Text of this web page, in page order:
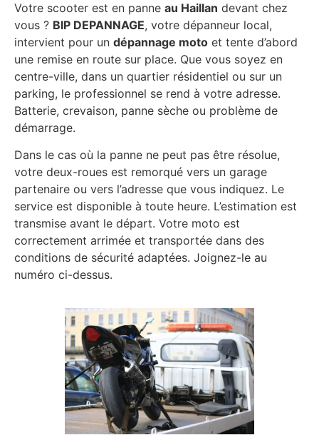
Votre scooter est en panne au Haillan devant chez
vous ? BIP DEPANNAGE, votre dépanneur local,
intervient pour un dépannage moto et tente d’abord
une remise en route sur place. Que vous soyez en
centre-ville, dans un quartier résidentiel ou sur un
parking, le professionnel se rend à votre adresse.
Batterie, crevaison, panne sèche ou problème de
démarrage.
Dans le cas où la panne ne peut pas être résolue,
votre deux-roues est remorqué vers un garage
partenaire ou vers l’adresse que vous indiquez. Le
service est disponible à toute heure. L’estimation est
transmise avant le départ. Votre moto est
correctement arrimée et transportée dans des
conditions de sécurité adaptées. Joignez-le au
numéro ci-dessus.